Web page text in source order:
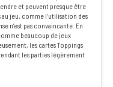
et peuvent presque être
jeu, comme l’utilisation des
n’est pas convaincante. En
beaucoup de jeux
les cartes Toppings
les parties légèrement